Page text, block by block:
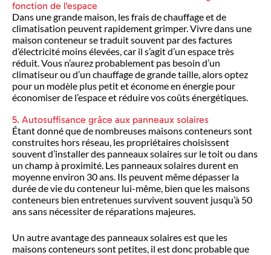
fonction de l'espace
Dans une grande maison, les frais de chauffage et de
climatisation peuvent rapidement grimper. Vivre dans une
maison conteneur se traduit souvent par des factures
d’électricité moins élevées, car il s’agit d’un espace très
réduit. Vous n’aurez probablement pas besoin d’un
climatiseur ou d’un chauffage de grande taille, alors optez
pour un modèle plus petit et économe en énergie pour
économiser de l’espace et réduire vos coûts énergétiques.
5. Autosuffisance grâce aux panneaux solaires
Étant donné que de nombreuses maisons conteneurs sont
construites hors réseau, les propriétaires choisissent
souvent d’installer des panneaux solaires sur le toit ou dans
un champ à proximité. Les panneaux solaires durent en
moyenne environ 30 ans. Ils peuvent même dépasser la
durée de vie du conteneur lui-même, bien que les maisons
conteneurs bien entretenues survivent souvent jusqu’à 50
ans sans nécessiter de réparations majeures.
Un autre avantage des panneaux solaires est que les
maisons conteneurs sont petites, il est donc probable que